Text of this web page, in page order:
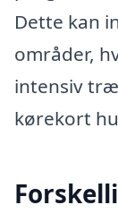
Dette kan
områder,
intensiv
kørekort